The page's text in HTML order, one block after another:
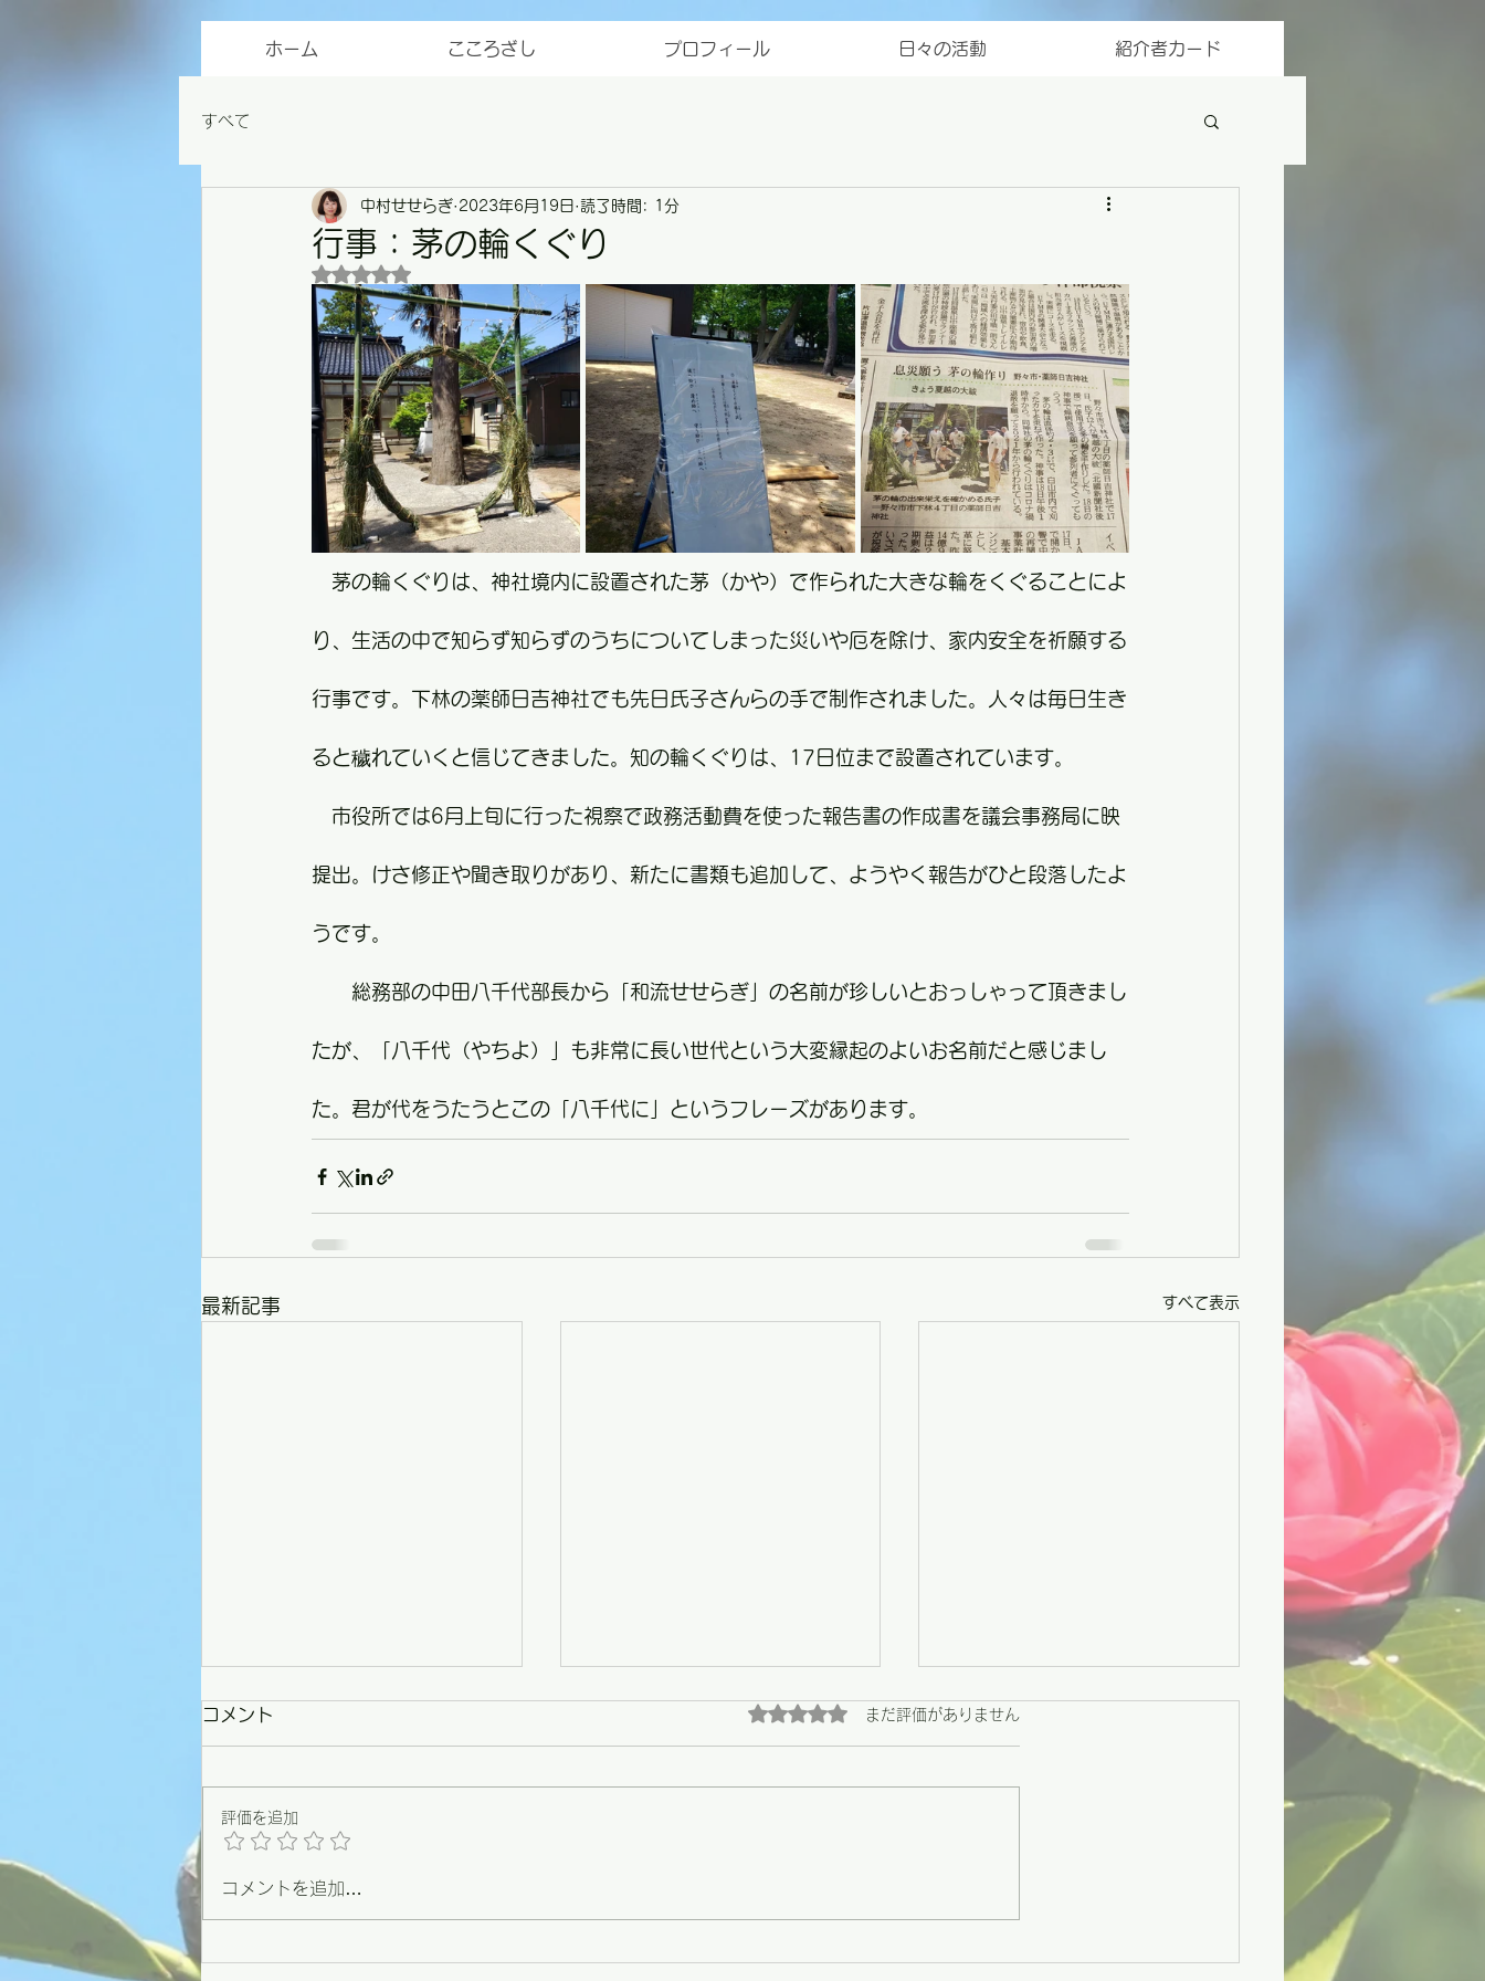
ホーム こころざし プロフィール 日々の活動 紹介者カード
すべて
行事：茅の輪くぐり
中村せせらぎ 2023年6月19日 読了時間: 1分
5つ星のうちNaNと評価されています。
茅の輪くぐりは、神社境内に設置された茅（かや）で作られた大きな輪をくぐることによ
り、生活の中で知らず知らずのうちについてしまった災いや厄を除け、家内安全を祈願する
行事です。下林の薬師日吉神社でも先日氏子さんらの手で制作されました。人々は毎日生き
ると穢れていくと信じてきました。知の輪くぐりは、17日位まで設置されています。
市役所では6月上旬に行った視察で政務活動費を使った報告書の作成書を議会事務局に映
提出。けさ修正や聞き取りがあり、新たに書類も追加して、ようやく報告がひと段落したよ
うです。
総務部の中田八千代部長から「和流せせらぎ」の名前が珍しいとおっしゃって頂きまし
たが、「八千代（やちよ）」も非常に長い世代という大変縁起のよいお名前だと感じまし
た。君が代をうたうとこの「八千代に」というフレーズがあります。
最新記事 すべて表示
【野々市】条例づくりの原点
コメント 5つ星のうち0と評価されています。
まだ評価がありません
評価を追加
コメントを追加…